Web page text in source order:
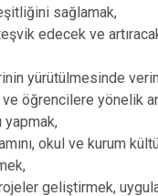
sağlamak,
edecek ve
yürütülmesinde
ve öğrencilere yönelik
yapmak,
okul ve kurum
geliştirmek,